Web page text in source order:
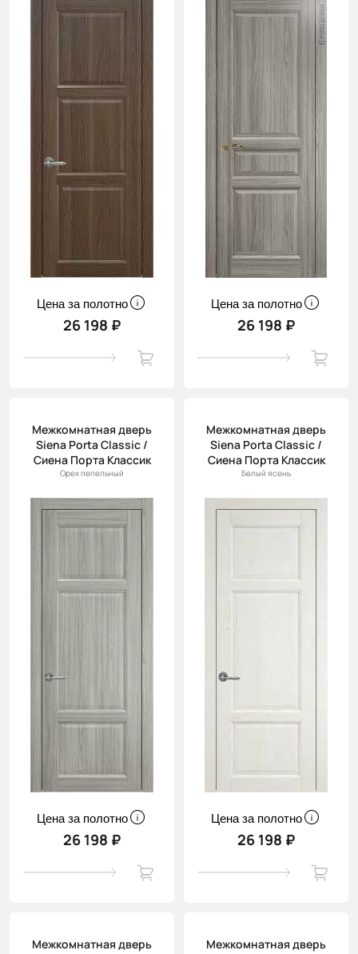
Цена за полотно
26 198 ₽
Цена за полотно
26 198 ₽
Межкомнатная дверь
Siena Porta Classic /
Сиена Порта Классик
Орех пепельный
Цена за полотно
26 198 ₽
Межкомнатная дверь
Siena Porta Classic /
Сиена Порта Классик
Белый ясень
Цена за полотно
26 198 ₽
Межкомнатная дверь
Межкомнатная дверь